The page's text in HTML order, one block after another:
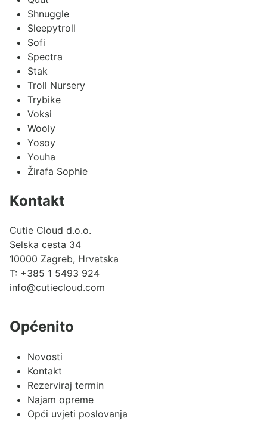
Shnuggle
Sleepytroll
Sofi
Spectra
Stak
Troll Nursery
Trybike
Voksi
Wooly
Yosoy
Youha
Žirafa Sophie
Kontakt
Cutie Cloud d.o.o.
Selska cesta 34
10000 Zagreb, Hrvatska
T: +385 1 5493 924
info@cutiecloud.com
Općenito
Novosti
Kontakt
Rezerviraj termin
Najam opreme
Opći uvjeti poslovanja